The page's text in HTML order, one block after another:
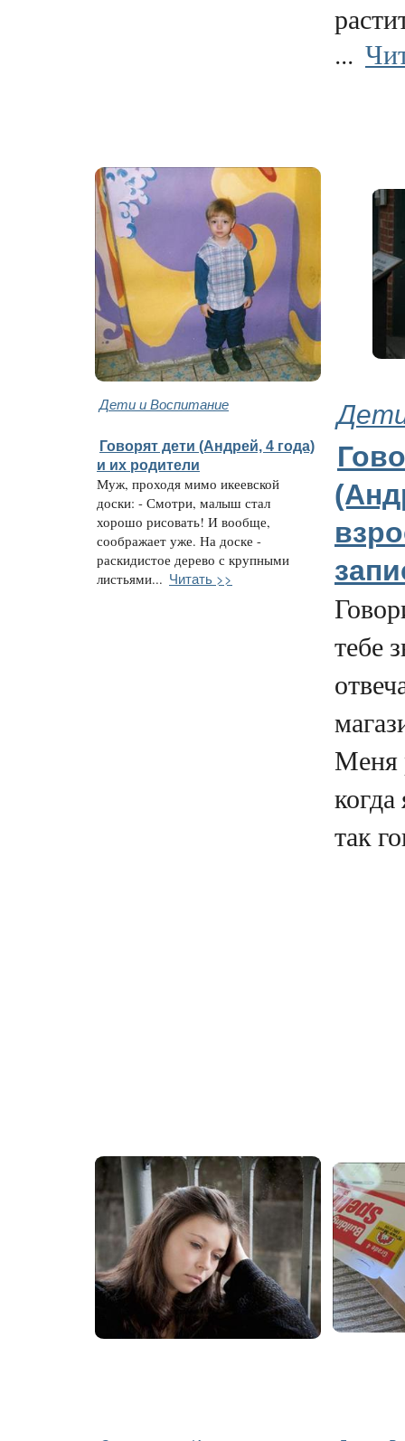
...
Дети и Воспитание
Говорят дети (Андрей, 4 года)
и их родители
Муж, проходя мимо икеевской
доски: - Смотри, малыш стал
хорошо рисовать! И вообще,
соображает уже. На доске -
раскидистое дерево с крупными
листьями... Читать >>
тебе
Меня
так